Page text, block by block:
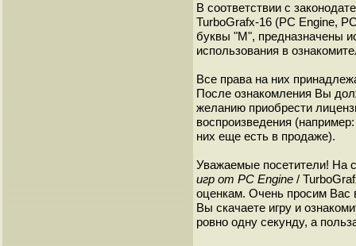
В соответствии с
TurboGrafx-16 (PC Engine,
буквы "M", предназначены
использования в
Все права на них
После ознакомления Вы
желанию приобрести
воспроизведения
них еще есть в продаже).
Уважаемые посетители! На
игр от PC Engine /
оценкам. Очень просим Вас
Вы скачаете игру и
ровно одну секунду, а